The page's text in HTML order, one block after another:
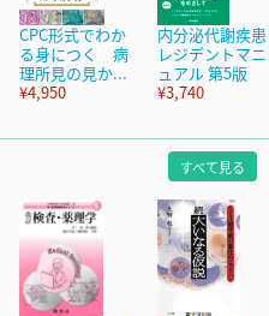
CPC形式でわか
る身につく 病
理所見の見か...
¥4,950
内分泌代謝疾患
レジデントマニ
ュアル 第5版
¥3,740
すべて見る